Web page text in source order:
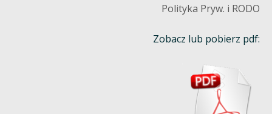
Polityka Pryw. i RODO
Zobacz lub pobierz pdf: